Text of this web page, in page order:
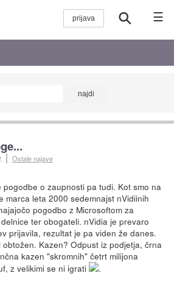
☰
Ostale najave
o zaupnosti pa tudi. Kot smo na
marca leta 2000 sedemnajst nVidiinih
pogodbo z Microsoftom za
ter obogateli. nVidia je prevaro
prijavila, rezultat je pa viden že danes.
Kazen? Odpust iz podjetja, črna
kazen "skromnih" četrt milijona
z velikimi se ni igrati
.